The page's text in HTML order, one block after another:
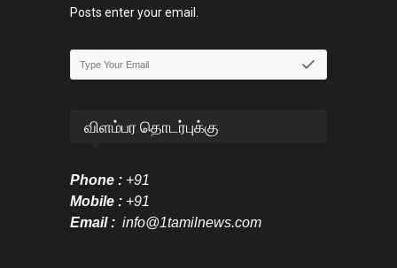
Posts enter your email.
விளம்பர தொடர்புக்கு
Phone : +91
Mobile : +91
Email : info@1tamilnews.com